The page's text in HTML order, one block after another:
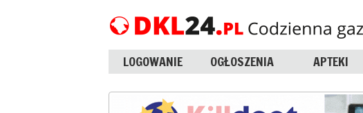
LOGOWANIE OGŁOSZENIA APTEKI